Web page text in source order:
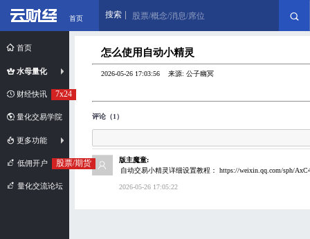
首页
水母量化
财经快讯 7x24
量化交易学院
更多功能
低佣开户 股票/期货
量化交流论坛
首页 搜索 股票/概念/消息/席位
怎么使用自动小精灵
评论（1）
版主魔童:
自动交易小精灵详细设置教程： https://weixin.qq.com/sph/
2026-05-26 17:05:22